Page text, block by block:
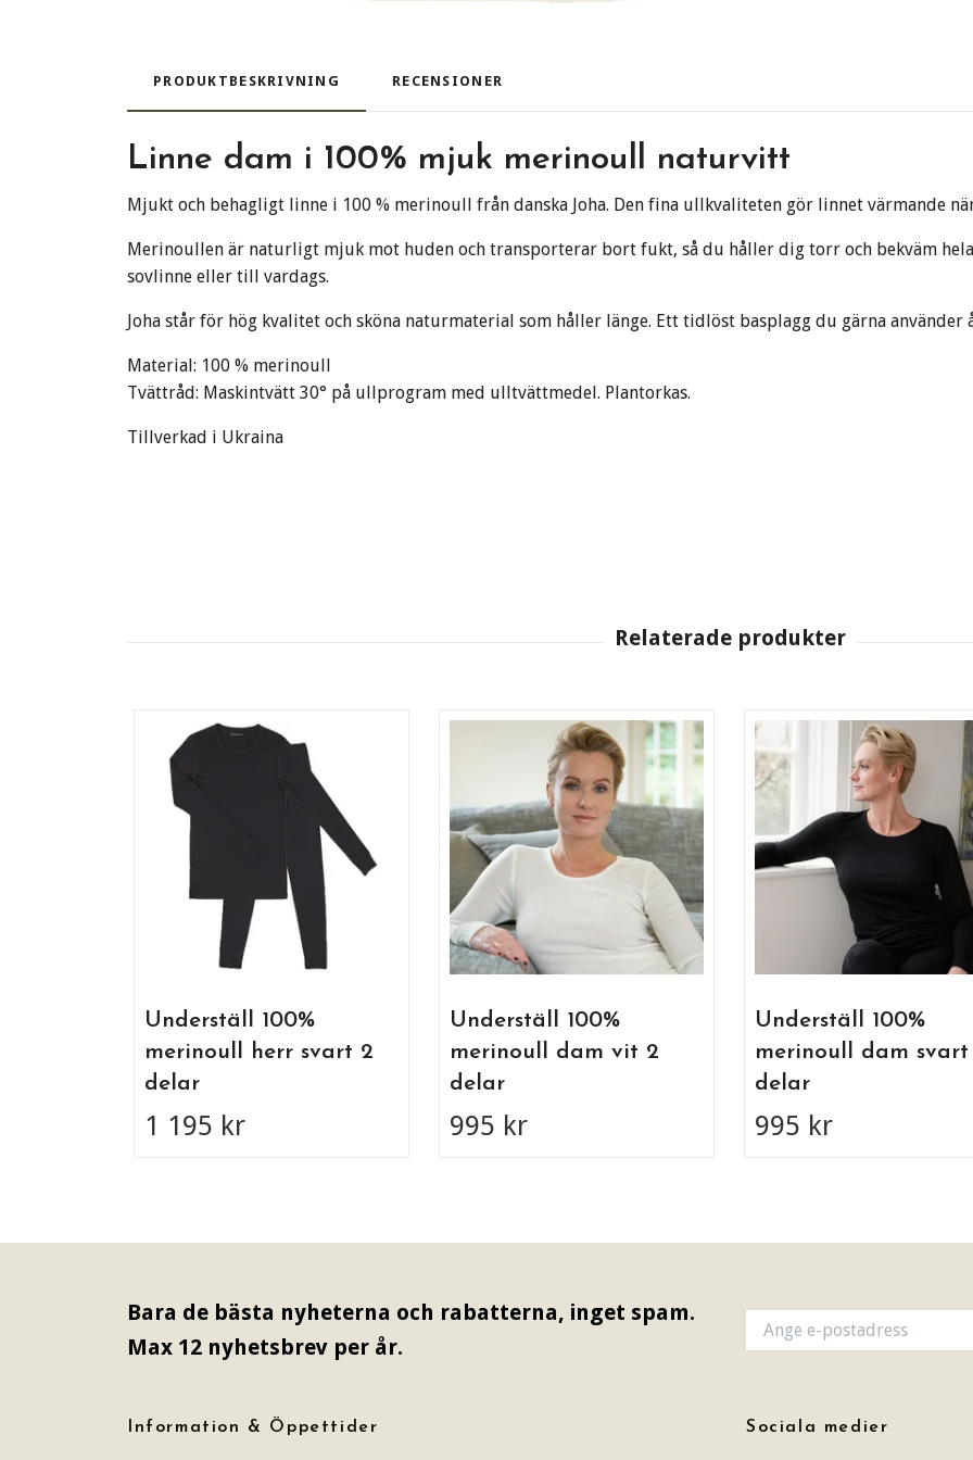
PRODUKTBESKRIVNING RECENSIONER
Linne dam i 100% mjuk merinoull naturvitt
Mjukt och behagligt linne i 100 % merinoull från danska Joha. Den fina ullkvaliteten gör linnet värmande
Merinoullen är naturligt mjuk mot huden och transporterar bort fukt, så du håller dig torr och bekväm
sovlinne eller till vardags.
Joha står för hög kvalitet och sköna naturmaterial som håller länge. Ett tidlöst basplagg du gärna använder
Material: 100 % merinoull
Tvättråd: Maskintvätt 30° på ullprogram med ulltvättmedel. Plantorkas.
Tillverkad i Ukraina
Underställ 100%
merinoull herr svart 2
delar
1 195 kr
Underställ 100%
merinoull dam vit 2
delar
995 kr
Underställ 100%
merinoull dam svart
delar
995 kr
Bara de bästa nyheterna och rabatterna, inget spam.
Max 12 nyhetsbrev per år.
Information & Öppettider Sociala medier